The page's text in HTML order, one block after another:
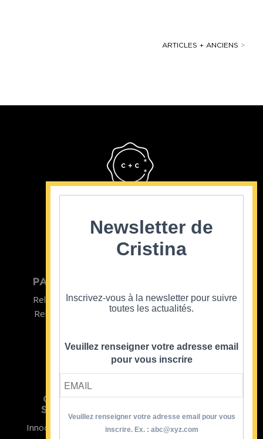
ARTICLES + ANCIENS >
PARTICULIER
Relooking homme
Relooking femme
Team Building
Formations
CRISTINA
SOUTIENT
Innocence en Danger
Contact
Newsletter de
Cristina
Inscrivez-vous à la newsletter pour suivre
toutes les actualités.
Veuillez renseigner votre adresse email
pour vous inscrire
Veuillez renseigner votre adresse email pour vous
inscrire. Ex. : abc@xyz.com